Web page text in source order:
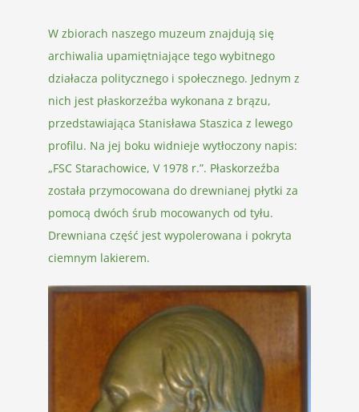
W zbiorach naszego muzeum znajdują się
archiwalia upamiętniające tego wybitnego
działacza politycznego i społecznego. Jednym z
nich jest płaskorzeźba wykonana z brązu,
przedstawiająca Stanisława Staszica z lewego
profilu. Na jej boku widnieje wytłoczony napis:
„FSC Starachowice, V 1978 r.”. Płaskorzeźba
została przymocowana do drewnianej płytki za
pomocą dwóch śrub mocowanych od tyłu.
Drewniana część jest wypolerowana i pokryta
ciemnym lakierem.